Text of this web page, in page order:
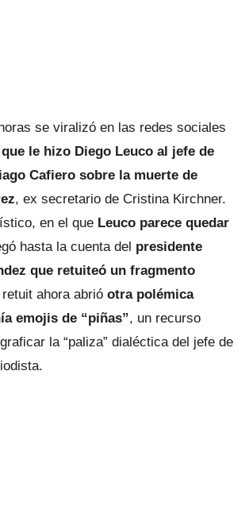
se viralizó en las redes sociales
le hizo Diego Leuco al jefe de
Cafiero sobre la muerte de
, ex secretario de Cristina Kirchner.
en el que Leuco parece quedar
hasta la cuenta del presidente
que retuiteó un fragmento
ahora abrió otra polémica
emojis de “piñas”, un recurso
la “paliza” dialéctica del jefe de